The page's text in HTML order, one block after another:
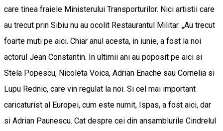
care tinea fraiele Ministerului Transporturilor. Nici artistii care
au trecut prin Sibiu nu au ocolit Restaurantul Militar. „Au trecut
foarte muti pe aici. Chiar anul acesta, in iunie, a fost la noi
actorul Jean Constantin. In ultimii ani au poposit pe aici si
Stela Popescu, Nicoleta Voica, Adrian Enache sau Cornelia si
Lupu Rednic, care vin regulat la noi. Si cel mai important
caricaturist al Europei, cum este numit, Ispas, a fost aici, dar
si Adrian Paunescu. Cat despre cei din ansamblurile Cindrelul